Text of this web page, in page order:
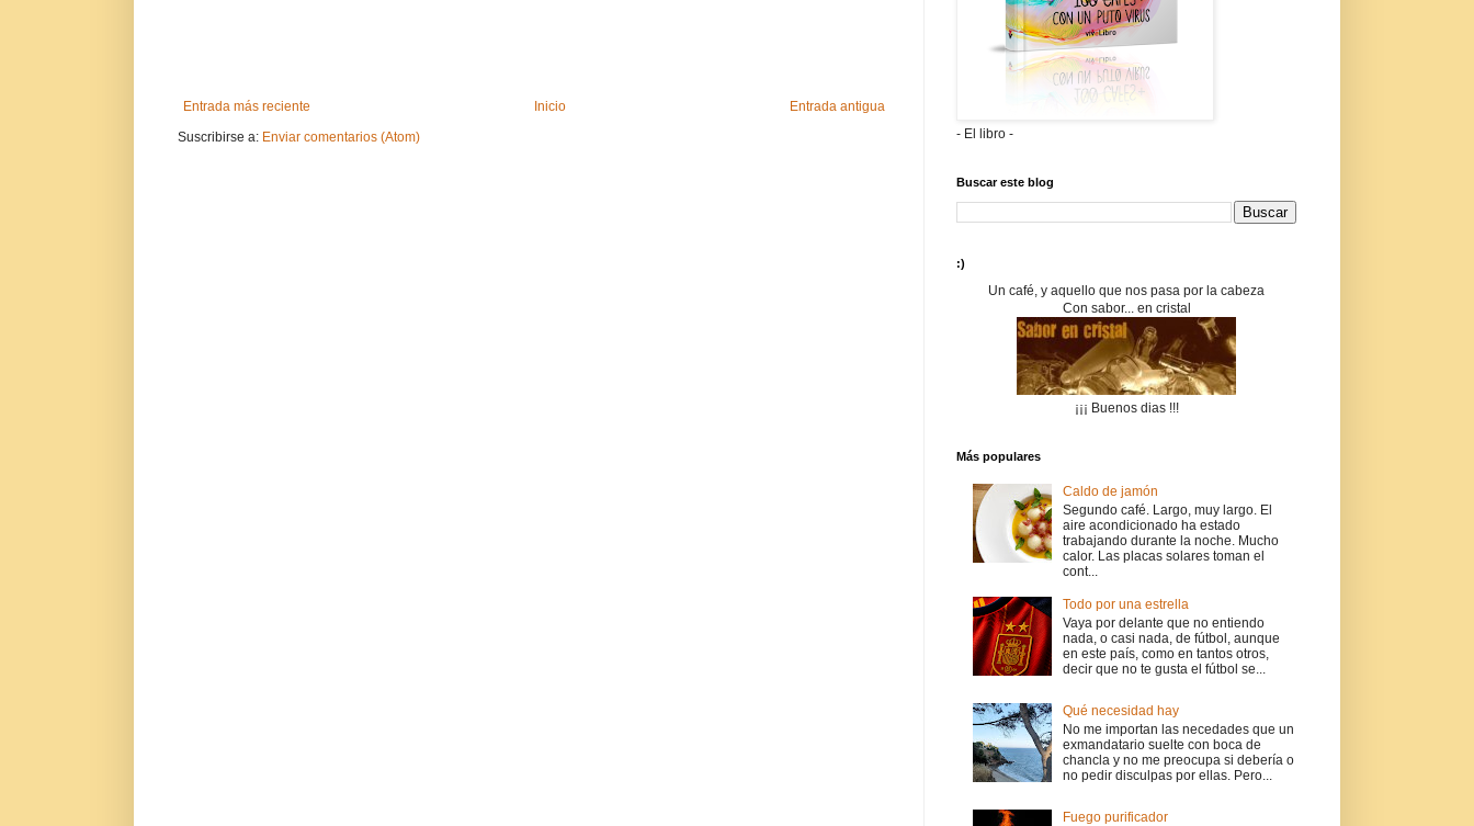
Entrada más reciente Entrada antigua
Inicio
Suscribirse a: Enviar comentarios (Atom) - El libro -
Buscar este blog
:)
Un café, y aquello que nos pasa por la cabeza
Con sabor... en cristal
¡¡¡ Buenos dias !!!
Más populares
Caldo de jamón
Segundo café. Largo, muy largo. El
aire acondicionado ha estado
trabajando durante la noche. Mucho
calor. Las placas solares toman el
cont...
Todo por una estrella
Vaya por delante que no entiendo
nada, o casi nada, de fútbol, aunque
en este país, como en tantos otros,
decir que no te gusta el fútbol se...
Qué necesidad hay
No me importan las necedades que un
exmandatario suelte con boca de
chancla y no me preocupa si debería o
no pedir disculpas por ellas. Pero...
Fuego purificador